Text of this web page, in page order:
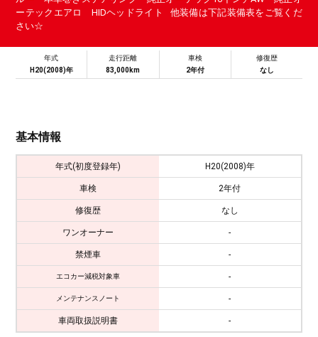
ーテックエアロ HIDヘッドライト 他装備は下記装備表をご覧くだ
さい☆
年式
H20(2008)年
走行距離
83,000km
車検
2年付
修復歴
なし
基本情報
年式(初度登録年) H20(2008)年
車検 2年付
修復歴 なし
ワンオーナー -
禁煙車 -
エコカー減税対象車 -
メンテナンスノート -
車両取扱説明書 -